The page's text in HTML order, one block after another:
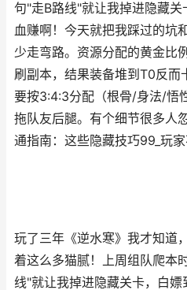
句"走B路线"就让我掉进隐藏
血赚啊！今天就把我踩过的坑
少走弯路。资源分配的黄金比
刷副本，结果装备堆到T0反而
要按3:4:3分配（根骨/身法/悟
拖队友后腿。有个细节很多人
通指南：这些隐藏技巧99_玩家
玩了三年《逆水寒》我才知道
着这么多猫腻！上周组队爬本
线"就让我掉进隐藏关卡，白嫖